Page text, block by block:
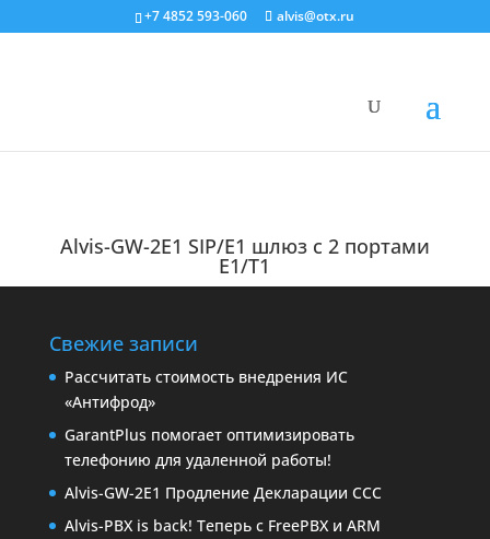
+7 4852 593-060 alvis@otx.ru
Alvis-GW-2E1 SIP/E1 шлюз c 2 портами
E1/T1
Свежие записи
Рассчитать стоимость внедрения ИС
«Антифрод»
GarantPlus помогает оптимизировать
телефонию для удаленной работы!
Alvis-GW-2E1 Продление Декларации ССС
Alvis-PBX is back! Теперь с FreePBX и ARM